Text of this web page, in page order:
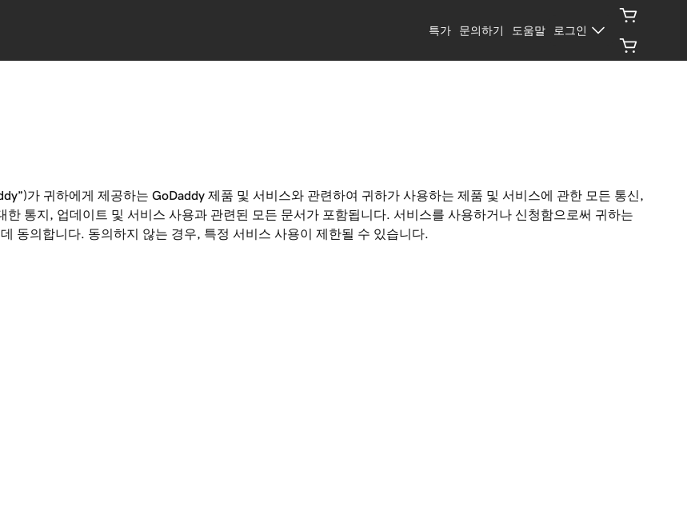
특가 문의하기 도움말 로그인
가 귀하에게 제공하는 GoDaddy 제품 및 서비스와 관련하여 귀하가 사용하는 제품 및 서비스에 관한 모든 통신,
통지, 업데이트 및 서비스 사용과 관련된 모든 문서가 포함됩니다. 서비스를 사용하거나 신청함으로써 귀하는
동의합니다. 동의하지 않는 경우, 특정 서비스 사용이 제한될 수 있습니다.